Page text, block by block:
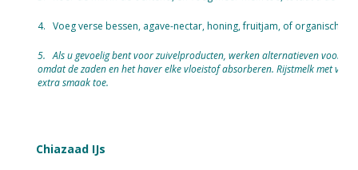
4. Voeg verse bessen, agave-nectar, honing, fruitjam, of organisch
5.Als u gevoelig bent voor zuivelproducten, werken alternatieven voor
omdat de zaden en het haver elke vloeistof absorberen. Rijstmelk met
extra smaak toe.
Chiazaad IJs